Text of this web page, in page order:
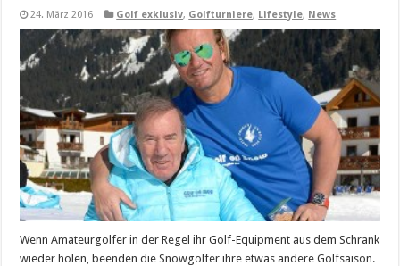
24. März 2016 Golf exklusiv, Golfturniere, Lifestyle, News
Wenn Amateurgolfer in der Regel ihr Golf-Equipment aus dem Schrank
wieder holen, beenden die Snowgolfer ihre etwas andere Golfsaison.